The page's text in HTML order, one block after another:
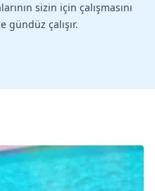
sizin için çalışmasını
gündüz çalışır.